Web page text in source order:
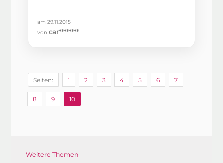
am 29.11.2015
voncar********
Seiten: 1 2 3 4 5 6 7
8 9 10
Weitere Themen